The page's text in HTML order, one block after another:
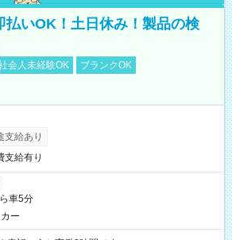
払いOK！土日休み！製品の検
会人未経験OK
ブランクOK
支給あり
支給有り
車5分
ー